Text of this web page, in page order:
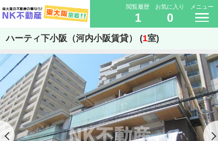
閲覧履歴
1
お気に入り
0
メニュー
ハーティ下小阪（河内小阪賃貸） (1室)